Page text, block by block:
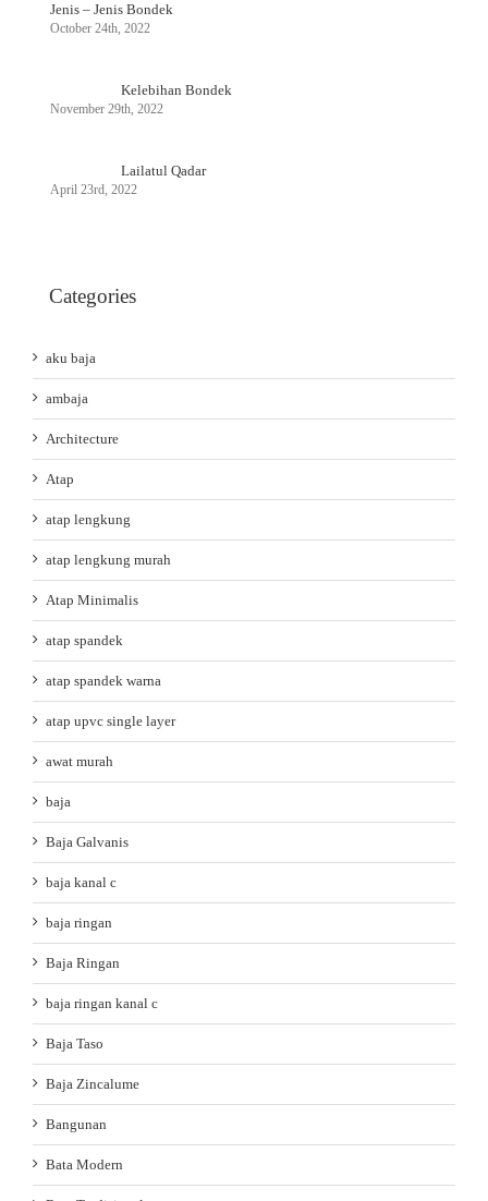
Jenis – Jenis Bondek
October 24th, 2022
Kelebihan Bondek
November 29th, 2022
Lailatul Qadar
April 23rd, 2022
Categories
aku baja
ambaja
Architecture
Atap
atap lengkung
atap lengkung murah
Atap Minimalis
atap spandek
atap spandek warna
atap upvc single layer
awat murah
baja
Baja Galvanis
baja kanal c
baja ringan
Baja Ringan
baja ringan kanal c
Baja Taso
Baja Zincalume
Bangunan
Bata Modern